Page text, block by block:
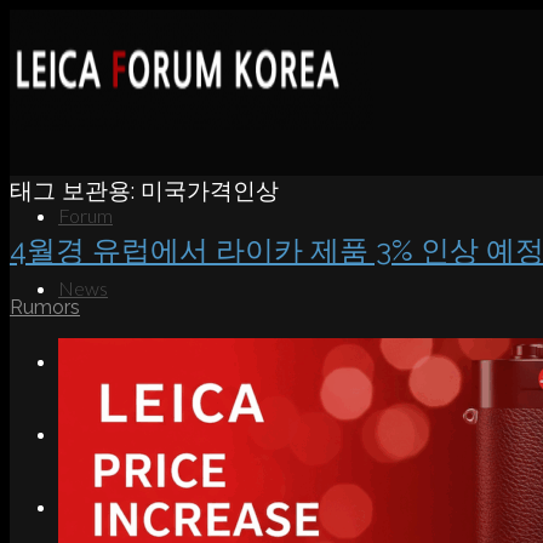
Forum
News
Contact
태그 보관용: 미국가격인상
4월경 유럽에서 라이카 제품 3% 인상 예정
Rumors